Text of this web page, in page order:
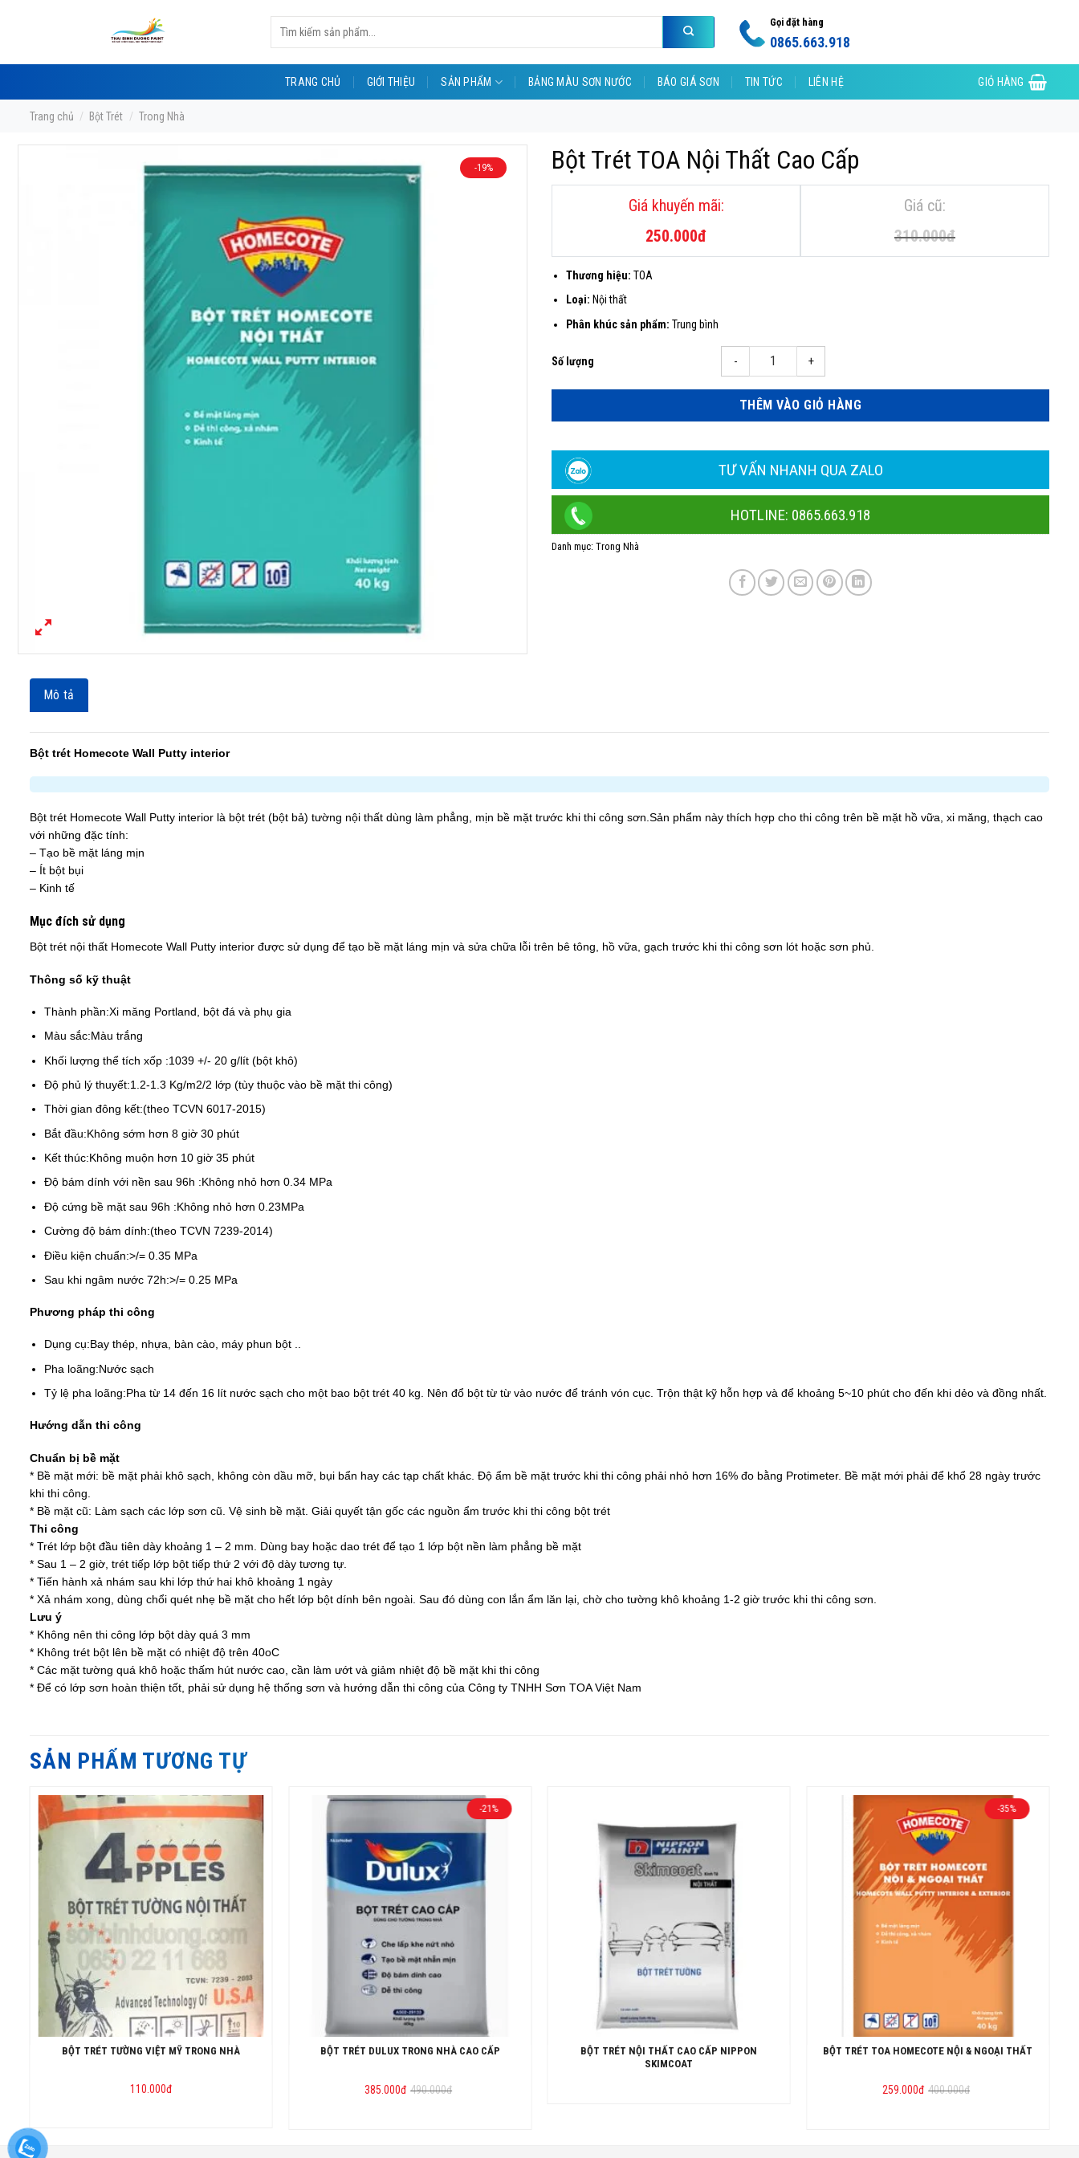
Tìm
kiếm:
Gọi đặt hàng
0865.663.918
TRANG CHỦ GIỚI THIỆU SẢN PHẨM BẢNG MÀU SƠN NƯỚC BÁO GIÁ SƠN TIN TỨC LIÊN HỆ GIỎ HÀNG
Trang chủ / Bột Trét / Trong Nhà
-19% Bột Trét TOA Nội Thất Cao Cấp
310.000đ
250.000đ
250.000đ.
Thương hiệu: TOA
Loại: Nội thất
Phân khúc sản phẩm: Trung bình
bột trét TOA nội thất cao cấp số lượng
THÊM VÀO GIỎ HÀNG
TƯ VẤN NHANH QUA ZALO
HOTLINE: 0865.663.918
Danh mục: Trong Nhà
Mô tả
Bột trét Homecote Wall Putty interior
Bột trét Homecote Wall Putty interior là bột trét (bột bả) tường nội thất dùng làm phẳng, mịn bề mặt trước khi thi công sơn.Sản phẩm này thích hợp cho thi công trên bề mặt hồ vữa, xi măng, thạch cao
với những đặc tính:
– Tạo bề mặt láng mịn
– Ít bột bụi
– Kinh tế
Mục đích sử dụng
Bột trét nội thất Homecote Wall Putty interior được sử dụng để tạo bề mặt láng mịn và sửa chữa lỗi trên bê tông, hồ vữa, gạch trước khi thi công sơn lót hoặc sơn phủ.
Thông số kỹ thuật
Thành phần:Xi măng Portland, bột đá và phụ gia
Màu sắc:Màu trắng
Khối lượng thể tích xốp :1039 +/- 20 g/lít (bột khô)
Độ phủ lý thuyết:1.2-1.3 Kg/m2/2 lớp (tùy thuộc vào bề mặt thi công)
Thời gian đông kết:(theo TCVN 6017-2015)
Bắt đầu:Không sớm hơn 8 giờ 30 phút
Kết thúc:Không muộn hơn 10 giờ 35 phút
Độ bám dính với nền sau 96h :Không nhỏ hơn 0.34 MPa
Độ cứng bề mặt sau 96h :Không nhỏ hơn 0.23MPa
Cường độ bám dính:(theo TCVN 7239-2014)
Điều kiện chuẩn:>/= 0.35 MPa
Sau khi ngâm nước 72h:>/= 0.25 MPa
Phương pháp thi công
Dụng cụ:Bay thép, nhựa, bàn cào, máy phun bột ..
Pha loãng:Nước sạch
Tỷ lệ pha loãng:Pha từ 14 đến 16 lít nước sạch cho một bao bột trét 40 kg. Nên đổ bột từ từ vào nước để tránh vón cục. Trộn thật kỹ hỗn hợp và để khoảng 5~10 phút cho đến khi dẻo và đồng nhất.
Hướng dẫn thi công
Chuẩn bị bề mặt
* Bề mặt mới: bề mặt phải khô sạch, không còn dầu mỡ, bụi bẩn hay các tạp chất khác. Độ ẩm bề mặt trước khi thi công phải nhỏ hơn 16% đo bằng Protimeter. Bề mặt mới phải để khổ 28 ngày trước
khi thi công.
* Bề mặt cũ: Làm sạch các lớp sơn cũ. Vệ sinh bề mặt. Giải quyết tận gốc các nguồn ẩm trước khi thi công bột trét
Thi công
* Trét lớp bột đầu tiên dày khoảng 1 – 2 mm. Dùng bay hoặc dao trét để tạo 1 lớp bột nền làm phẳng bề mặt
* Sau 1 – 2 giờ, trét tiếp lớp bột tiếp thứ 2 với độ dày tương tự.
* Tiến hành xả nhám sau khi lớp thứ hai khô khoảng 1 ngày
* Xả nhám xong, dùng chổi quét nhẹ bề mặt cho hết lớp bột dính bên ngoài. Sau đó dùng con lắn ẩm lăn lại, chờ cho tường khô khoảng 1-2 giờ trước khi thi công sơn.
Lưu ý
* Không nên thi công lớp bột dày quá 3 mm
* Không trét bột lên bề mặt có nhiệt độ trên 40oC
* Các mặt tường quá khô hoặc thấm hút nước cao, cần làm ướt và giảm nhiệt độ bề mặt khi thi công
* Để có lớp sơn hoàn thiện tốt, phải sử dụng hệ thống sơn và hướng dẫn thi công của Công ty TNHH Sơn TOA Việt Nam
SẢN PHẨM TƯƠNG TỰ
BỘT TRÉT TƯỜNG VIỆT MỸ TRONG NHÀ
110.000đ
-21%
BỘT TRÉT DULUX TRONG NHÀ CAO CẤP
490.000đ
Giá
385.000đ Giá
BỘT TRÉT NỘI THẤT CAO CẤP NIPPON
SKIMCOAT
-35%
BỘT TRÉT TOA HOMECOTE NỘI & NGOẠI THẤT
400.000đ
Giá
259.000đ Giá